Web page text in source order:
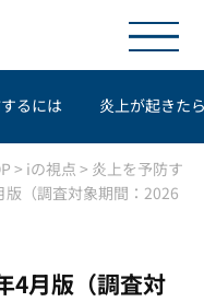
るには 炎上が起きた
> iの視点 > 炎上を予防す
（調査対象期間：2026
4月版（調査対